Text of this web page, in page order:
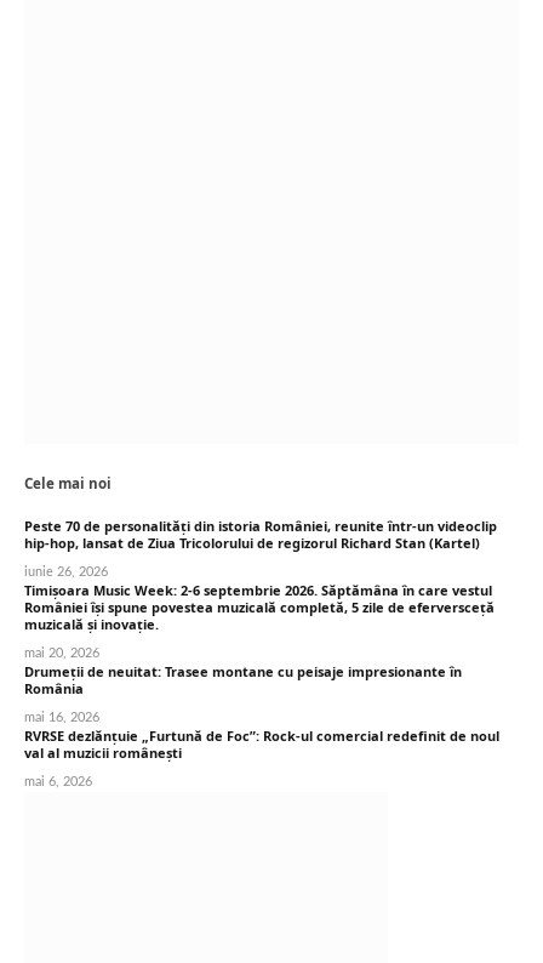
Cele mai noi
Peste 70 de personalități din istoria României, reunite într-un videoclip
hip-hop, lansat de Ziua Tricolorului de regizorul Richard Stan (Kartel)
iunie 26, 2026
Timișoara Music Week: 2-6 septembrie 2026. Săptămâna în care vestul
României își spune povestea muzicală completă, 5 zile de eferversceță
muzicală și inovație.
mai 20, 2026
Drumeții de neuitat: Trasee montane cu peisaje impresionante în
România
mai 16, 2026
RVRSE dezlănțuie „Furtună de Foc”: Rock-ul comercial redefinit de noul
val al muzicii românești
mai 6, 2026